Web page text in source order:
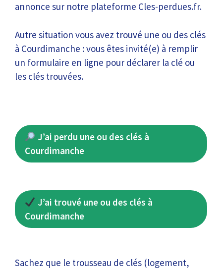
annonce sur notre plateforme Cles-perdues.fr.
Autre situation vous avez trouvé une ou des clés
à Courdimanche : vous êtes invité(e) à remplir
un formulaire en ligne pour déclarer la clé ou
les clés trouvées.
J’ai perdu une ou des clés à
Courdimanche
J’ai trouvé une ou des clés à
Courdimanche
Sachez que le trousseau de clés (logement,